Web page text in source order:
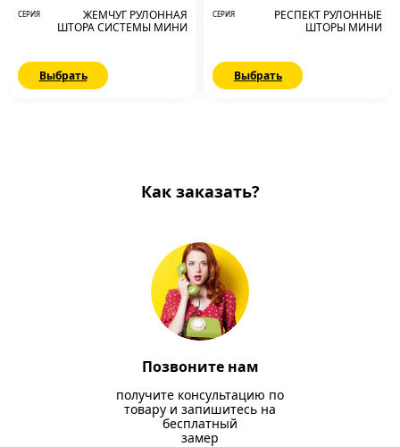
СЕРИЯ
ЖЕМЧУГ РУЛОННАЯ
ШТОРА СИСТЕМЫ МИНИ
Выбрать
СЕРИЯ
РЕСПЕКТ РУЛОННЫЕ
ШТОРЫ МИНИ
Выбрать
Как заказать?
Позвоните нам
получите консультацию по
товару и запишитесь на
бесплатный
замер